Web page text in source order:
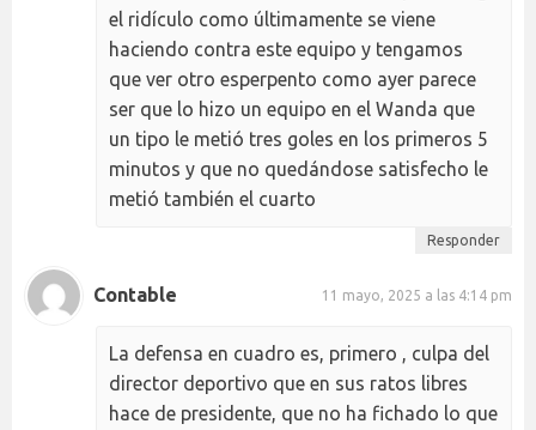
el ridículo como últimamente se viene
haciendo contra este equipo y tengamos
que ver otro esperpento como ayer parece
ser que lo hizo un equipo en el Wanda que
un tipo le metió tres goles en los primeros 5
minutos y que no quedándose satisfecho le
metió también el cuarto
Responder
Contable 11 mayo, 2025 a las 4:14 pm
La defensa en cuadro es, primero , culpa del
director deportivo que en sus ratos libres
hace de presidente, que no ha fichado lo que